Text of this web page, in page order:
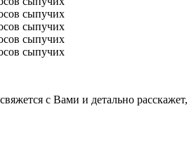
с Вами и детально